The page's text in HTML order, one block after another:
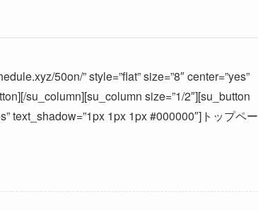
50on/” style=”flat” size=”8″ center=”yes”
su_column][su_column size=”1/2″][su_button
text_shadow=”1px 1px 1px #000000″]トップペー